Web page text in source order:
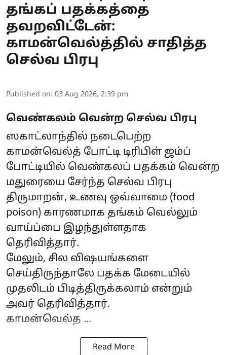
தங்கப் பதக்கத்தை
தவறவிட்டேன்:
காமன்வெல்த்தில் சாதித்த
செல்வ பிரபு
Published on: 03 Aug 2026, 2:39 pm
வெண்கலம் வென்ற செல்வ பிரபு
ஸகாட்லாந்தில் நடைபெற்ற
காமன்வெல்த் போட்டி டிரிபிள் ஜம்ப்
போட்டியில் வெண்கலப் பதக்கம் வென்ற
மதுரையை சேர்ந்த செல்வ பிரபு
திருமாறன், உணவு ஒவ்வாமை (food
poison) காரணமாக தங்கம் வெல்லும்
வாய்ப்பை இழந்துள்ளதாக
தெரிவித்தார்.
மேலும், சில விஷயங்களை
செய்திருந்தாலே பதக்க மேடையில்
முதலிடம் பிடித்திருக்கலாம் என்றும்
அவர் தெரிவித்தார்.
காமன்வெல்த ...
Read More